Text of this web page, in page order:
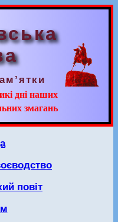
дні наших
змагань
повіт